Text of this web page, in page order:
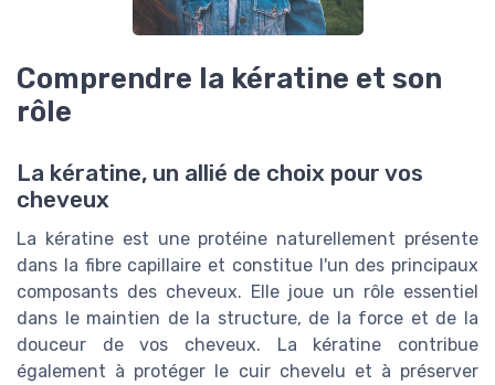
Comprendre la kératine et son
rôle
La kératine, un allié de choix pour vos
cheveux
La kératine est une protéine naturellement présente
dans la fibre capillaire et constitue l'un des principaux
composants des cheveux. Elle joue un rôle essentiel
dans le maintien de la structure, de la force et de la
douceur de vos cheveux. La kératine contribue
également à protéger le cuir chevelu et à préserver